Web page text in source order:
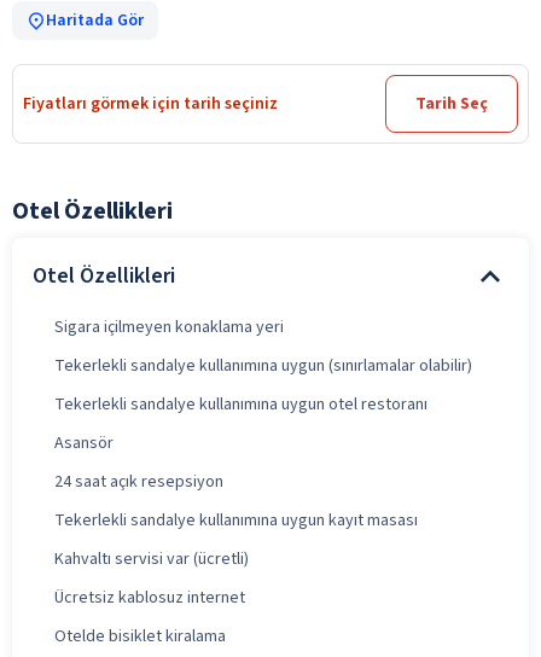
Haritada Gör
Fiyatları görmek için tarih seçiniz Tarih Seç
Otel Özellikleri
Otel Özellikleri
Sigara içilmeyen konaklama yeri
Tekerlekli sandalye kullanımına uygun (sınırlamalar olabilir)
Tekerlekli sandalye kullanımına uygun otel restoranı
Asansör
24 saat açık resepsiyon
Tekerlekli sandalye kullanımına uygun kayıt masası
Kahvaltı servisi var (ücretli)
Ücretsiz kablosuz internet
Otelde bisiklet kiralama